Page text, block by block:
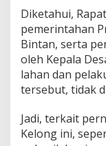
Diketahui,
pemerintahan
Bintan, serta
oleh Kepala
lahan dan
tersebut, tidak
Jadi, terkait
Kelong ini,